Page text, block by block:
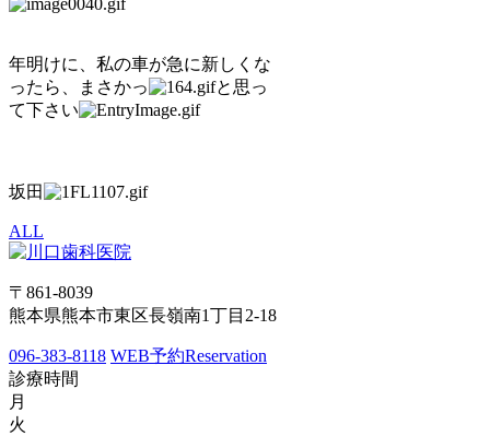
年明けに、私の車が急に新しくな
ったら、まさかっ
と思っ
て下さい
坂田
ALL
〒861-8039
熊本県熊本市東区長嶺南1丁目2-18
096-383-8118 WEB予約Reservation
診療時間
月
火